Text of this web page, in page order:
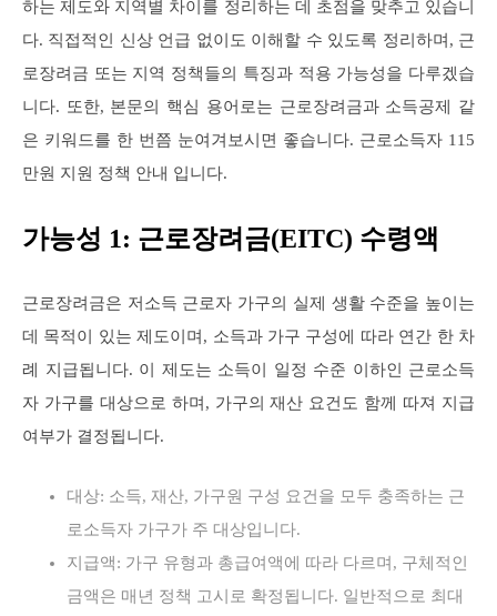
하는 제도와 지역별 차이를 정리하는 데 초점을 맞추고 있습니
다. 직접적인 신상 언급 없이도 이해할 수 있도록 정리하며, 근
로장려금 또는 지역 정책들의 특징과 적용 가능성을 다루겠습
니다. 또한, 본문의 핵심 용어로는 근로장려금과 소득공제 같
은 키워드를 한 번쯤 눈여겨보시면 좋습니다. 근로소득자 115
만원 지원 정책 안내 입니다.
가능성 1: 근로장려금(EITC) 수령액
근로장려금은 저소득 근로자 가구의 실제 생활 수준을 높이는
데 목적이 있는 제도이며, 소득과 가구 구성에 따라 연간 한 차
례 지급됩니다. 이 제도는 소득이 일정 수준 이하인 근로소득
자 가구를 대상으로 하며, 가구의 재산 요건도 함께 따져 지급
여부가 결정됩니다.
대상: 소득, 재산, 가구원 구성 요건을 모두 충족하는 근
로소득자 가구가 주 대상입니다.
지급액: 가구 유형과 총급여액에 따라 다르며, 구체적인
금액은 매년 정책 고시로 확정됩니다. 일반적으로 최대